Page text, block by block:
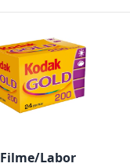
Filme/Labor